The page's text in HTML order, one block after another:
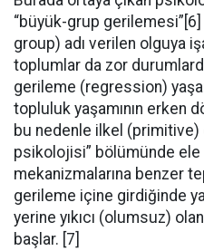
“büyük-grup
group) adı verilen olguya
toplumlar da zor
gerileme (regression)
topluluk yaşamının erken
bu nedenle ilkel (primitive)
psikolojisi” bölümünde ele
mekanizmalarına benzer
gerileme içine girdiğinde
yerine yıkıcı (olumsuz)
başlar. [7]